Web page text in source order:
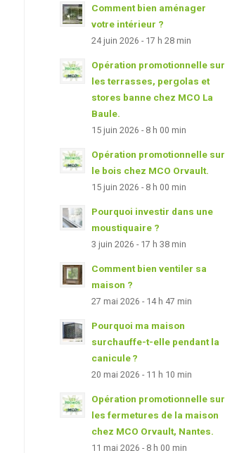
Comment bien aménager
votre intérieur ?
24 juin 2026 - 17 h 28 min
Opération promotionnelle sur
les terrasses, pergolas et
stores banne chez MCO La
Baule.
15 juin 2026 - 8 h 00 min
Opération promotionnelle sur
le bois chez MCO Orvault.
15 juin 2026 - 8 h 00 min
Pourquoi investir dans une
moustiquaire ?
3 juin 2026 - 17 h 38 min
Comment bien ventiler sa
maison ?
27 mai 2026 - 14 h 47 min
Pourquoi ma maison
surchauffe-t-elle pendant la
canicule ?
20 mai 2026 - 11 h 10 min
Opération promotionnelle sur
les fermetures de la maison
chez MCO Orvault, Nantes.
11 mai 2026 - 8 h 00 min